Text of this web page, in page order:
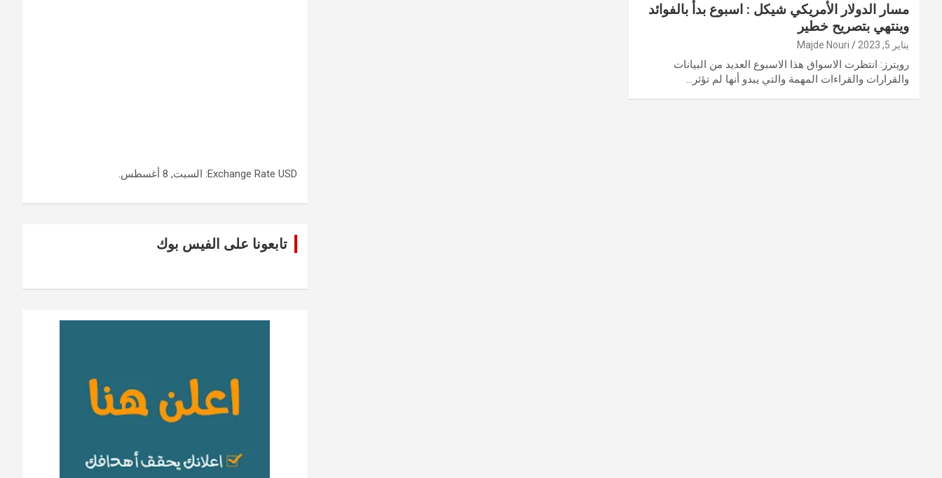
مسار الدولار الأمريكي شيكل : اسبوع بدأ بالفوائد
وينتهي بتصريح خطير
يناير 5, 2023 Majde Nouri
رويترز: انتظرت الاسواق هذا الاسبوع العديد من البيانات
والقرارات والقراءات المهمة والتي يبدو أنها لم تؤثر…
Exchange Rate USD : السبت, 8 أغسطس.
تابعونا على الفيس بوك